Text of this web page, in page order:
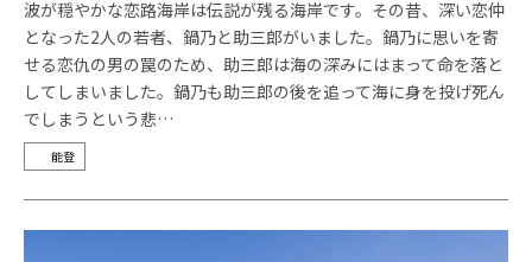
波が穏やかな恋路海岸は伝説が残る海岸です。その昔、深い恋仲
となった2人の若者、鍋乃と助三郎がいました。鍋乃に思いを寄
せる恋仇の男の罠のため、助三郎は海の深みにはまって命を落と
してしまいました。鍋乃も助三郎の後を追って海に身を投げ死ん
でしまうという悲…
能登